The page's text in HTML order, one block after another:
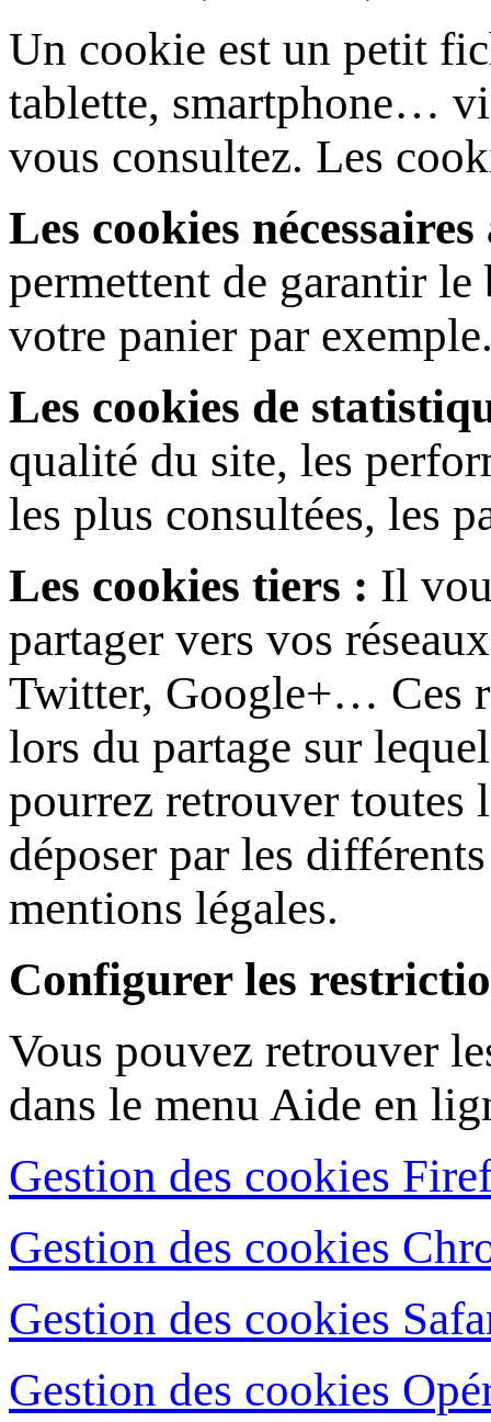
Un cookie est un petit
tablette, smartphone…
vous consultez. Les
Les cookies
permettent de garantir
votre panier par
Les cookies de
qualité du site, les
les plus consultées, les
Les cookies tiers : Il
partager vers vos
Twitter, Google+… Ces
lors du partage sur
pourrez retrouver toutes
déposer par les
mentions légales.
Configurer les
Vous pouvez retrouver
dans le menu Aide en
Gestion des cookies
Gestion des cookies
Gestion des cookies
Gestion des cookies